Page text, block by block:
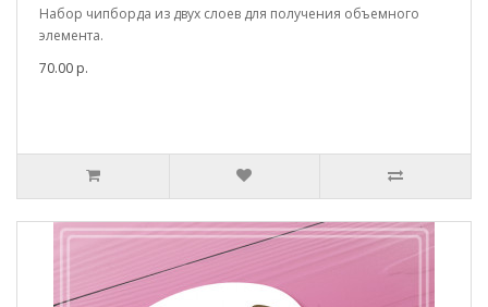
Набор чипборда из двух слоев для получения объемного
элемента.
70.00 р.